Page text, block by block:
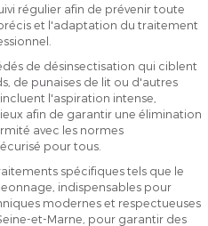
régulier afin de prévenir toute
et l'adaptation du traitement
de désinsectisation qui ciblent
de punaises de lit ou d'autres
l'aspiration intense,
afin de garantir une élimination
avec les normes
pour tous.
spécifiques tels que le
indispensables pour
modernes et respectueuses
et-Marne, pour garantir des